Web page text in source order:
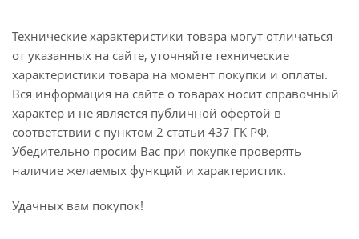
Технические характеристики товара могут отличаться
от указанных на сайте, уточняйте технические
характеристики товара на момент покупки и оплаты.
Вся информация на сайте о товарах носит справочный
характер и не является публичной офертой в
соответствии с пунктом 2 статьи 437 ГК РФ.
Убедительно просим Вас при покупке проверять
наличие желаемых функций и характеристик.
Удачных вам покупок!